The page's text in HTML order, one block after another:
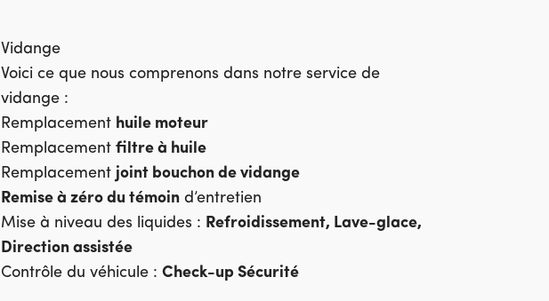
Vidange
Voici ce que nous comprenons dans notre service de
vidange :
Remplacement huile moteur
Remplacement filtre à huile
Remplacement joint bouchon de vidange
Remise à zéro du témoin d’entretien
Mise à niveau des liquides : Refroidissement, Lave-glace,
Direction assistée
Contrôle du véhicule : Check-up Sécurité